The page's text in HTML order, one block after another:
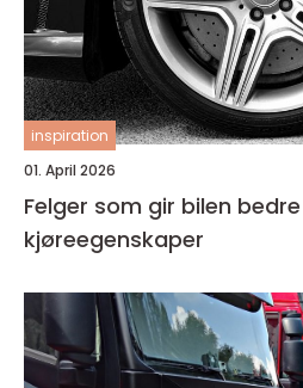
inspiration
01. April 2026
Felger som gir bilen
kjøreegenskaper